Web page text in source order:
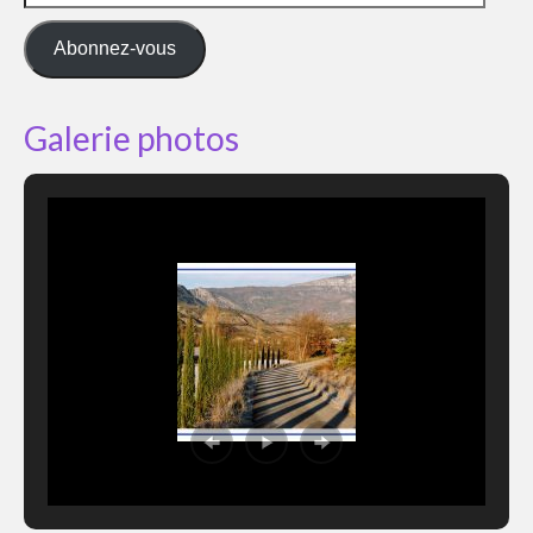
e-
mail
Abonnez-vous
Galerie photos